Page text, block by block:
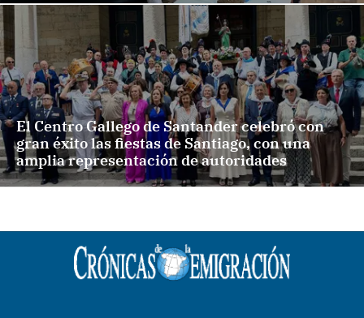
El Centro Gallego de Santander celebró con
gran éxito las fiestas de Santiago, con una
amplia representación de autoridades